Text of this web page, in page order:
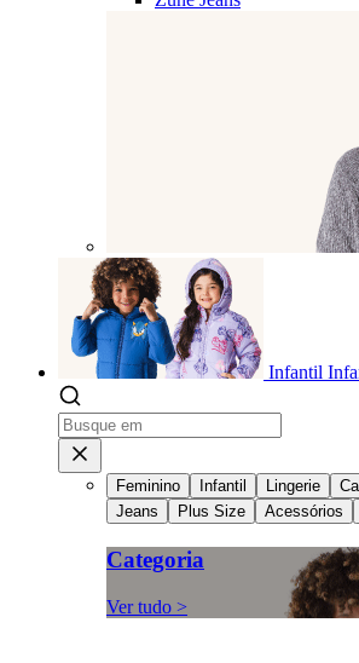
Infantil
Feminino Infantil Lingerie
Jeans
Plus Size Acessórios
Categoria
Ver tudo >